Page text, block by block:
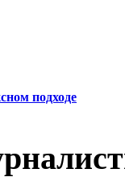
подходе